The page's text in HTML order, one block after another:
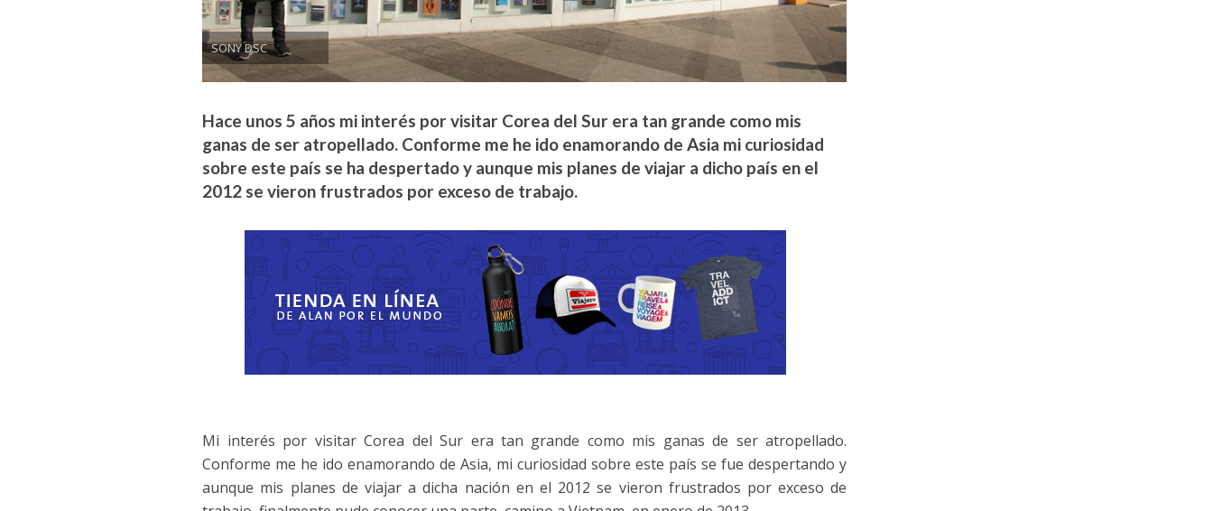
SONY DSC
Hace unos 5 años mi interés por visitar Corea del Sur era tan grande como mis
ganas de ser atropellado. Conforme me he ido enamorando de Asia mi curiosidad
sobre este país se ha despertado y aunque mis planes de viajar a dicho país en el
2012 se vieron frustrados por exceso de trabajo.
Mi interés por visitar Corea del Sur era tan grande como mis ganas de ser atropellado.
Conforme me he ido enamorando de Asia, mi curiosidad sobre este país se fue despertando y
aunque mis planes de viajar a dicha nación en el 2012 se vieron frustrados por exceso de